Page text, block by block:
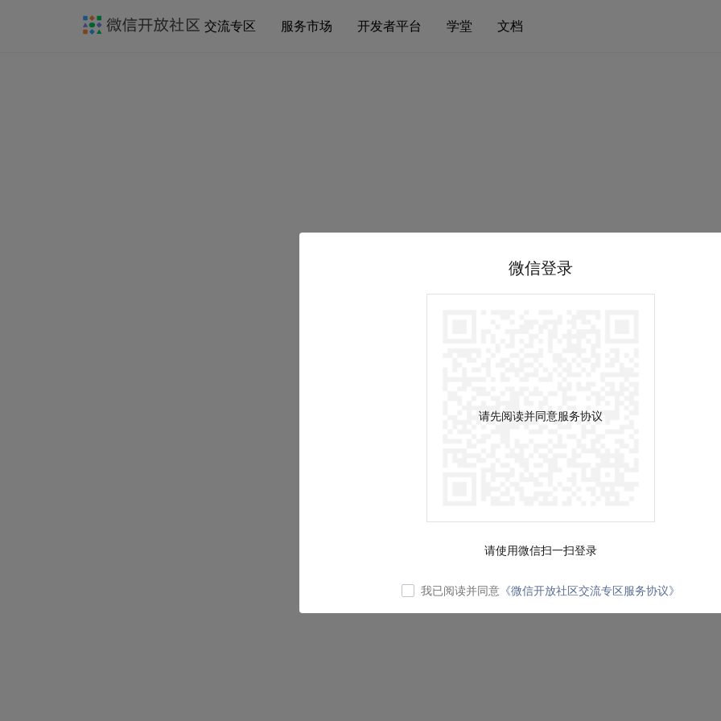
交流专区 服务市场 开发者平台 学堂 文档
微信登录
请先阅读并同意服务协议
请使用微信扫一扫登录
我已阅读并同意 《微信开放社区交流专区服务协议》